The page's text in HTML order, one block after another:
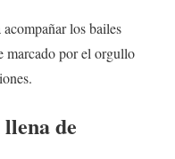
los bailes
marcado por el orgullo
de